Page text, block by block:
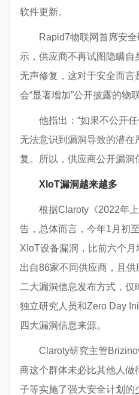
软件更新。
Rapid7物联网首席安
示，供应商不再试图隐瞒
无声修复，这对于安全而言
会“显著增加”公开披露的物
他指出：“如果不公开
无法意识到漏洞导致的潜在
复。所以，供应商公开漏洞
XIoT漏洞越来越多
根据Claroty《2022年
告，总体而言，今年1月初
XIoT设备漏洞，比前六个
出自86家不同供应商，且
二大漏洞信息发布方式，仅
独立研究人员和Zero Day
四大漏洞信息来源。
Claroty研究主管
商这个群体未必比其他人做
子等实施了强大安全计划的